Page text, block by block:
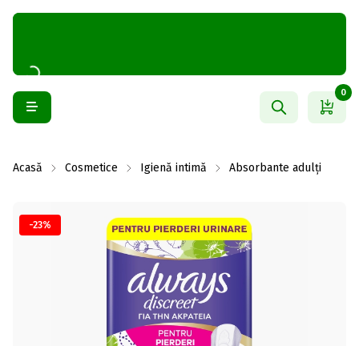
0
Acasă Cosmetice Igienă intimă Absorbante adulți
-23%